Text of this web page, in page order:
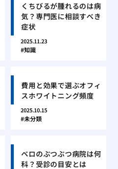
くちびるが腫れるのは病
気？専門医に相談すべき
症状
2025.11.23
知識
費用と効果で選ぶオフィ
スホワイトニング頻度
2025.10.15
未分類
ベロのぶつぶつ病院は何
科？受診の目安とは